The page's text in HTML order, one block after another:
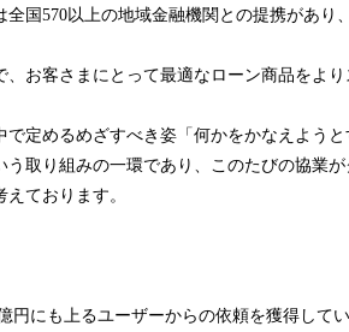
国570以上の地域金融機関との提携があり、
お客さまにとって最適なローン商品をより
定めるめざすべき姿「何かをかなえようと
取り組みの一環であり、このたびの協業が
ております。
円にも上るユーザーからの依頼を獲得して